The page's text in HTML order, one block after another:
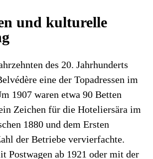
und kulturelle
des 20. Jahrhunderts
eine der Topadressen im
1907 waren etwa 90 Betten
Zeichen für die Hoteliers­ära im
1880 und dem Ersten
der Betriebe vervierfachte.
Postwagen ab 1921 oder mit der